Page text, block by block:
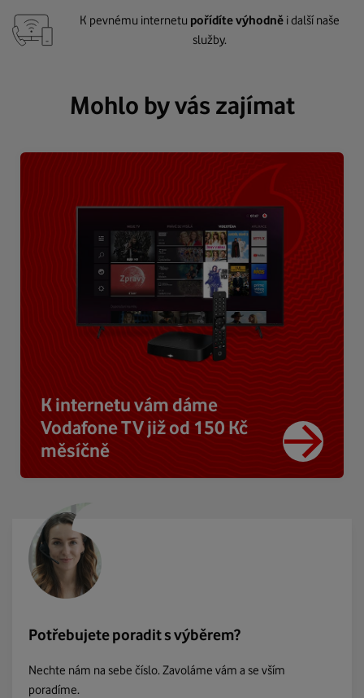
K pevnému internetu pořídíte výhodně i další naše
služby.
Mohlo by vás zajímat
K internetu vám dáme
Vodafone TV již od 150 Kč
měsíčně
Potřebujete poradit s výběrem?
Nechte nám na sebe číslo. Zavoláme vám a se vším
poradíme.